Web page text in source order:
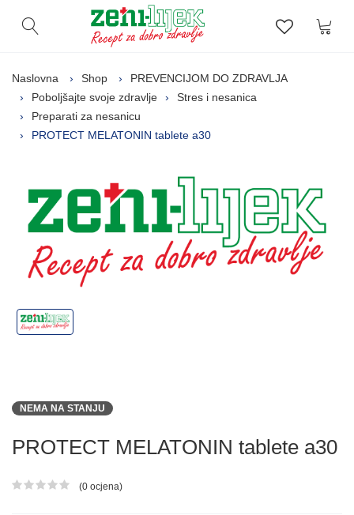
Otvori pretragu Lista
Naslovna Shop
PREVENCIJOM DO ZDRAVLJA
Poboljšajte svoje zdravlje
Stres i nesanica
Preparati za nesanicu
PROTECT MELATONIN tablete a30
NEMA NA STANJU
PROTECT MELATONIN tablete a30
Ocjena proizvoda
(0 ocjena)